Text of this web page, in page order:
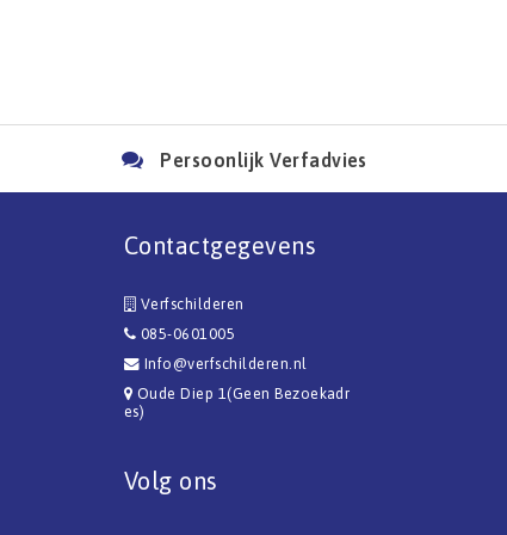
Persoonlijk Verfadvies
Contactgegevens
Verfschilderen
085-0601005
Info@verfschilderen.nl
Oude Diep 1(Geen Bezoekadr
es)
Volg ons